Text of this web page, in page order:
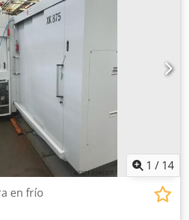
1 / 14
en frío